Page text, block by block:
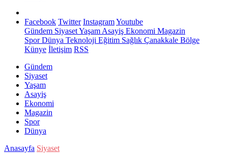
Facebook Twitter InstagramYoutube
Gündem SiyasetYaşam Asayiş Ekonomi Magazin
SporDünya Teknoloji Eğitim Sağlık Çanakkale Bölge
Künye İletişim RSS
Gündem
Siyaset
Yaşam
Asayiş
Ekonomi
Magazin
Spor
Dünya
Anasayfa Siyaset